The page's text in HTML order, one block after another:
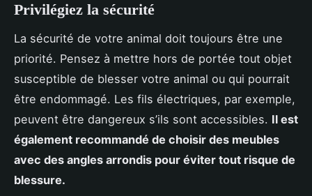
Privilégiez la sécurité
La sécurité de votre animal doit toujours être une
priorité. Pensez à mettre hors de portée tout objet
susceptible de blesser votre animal ou qui pourrait
être endommagé. Les fils électriques, par exemple,
peuvent être dangereux s’ils sont accessibles. Il est
également recommandé de choisir des meubles
avec des angles arrondis pour éviter tout risque de
blessure.